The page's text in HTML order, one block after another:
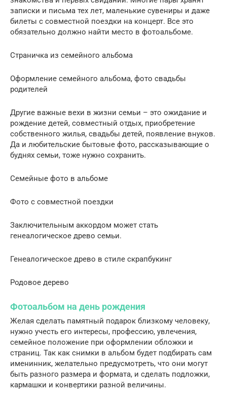
записки и письма тех лет, маленькие сувениры и даже
билеты с совместной поездки на концерт. Все это
обязательно должно найти место в фотоальбоме.
Страничка из семейного альбома
Оформление семейного альбома, фото свадьбы
родителей
Другие важные вехи в жизни семьи – это ожидание и
рождение детей, совместный отдых, приобретение
собственного жилья, свадьбы детей, появление внуков.
Да и любительские бытовые фото, рассказывающие о
буднях семьи, тоже нужно сохранить.
Семейные фото в альбоме
Фото с совместной поездки
Заключительным аккордом может стать
генеалогическое древо семьи.
Генеалогическое древо в стиле скрапбукинг
Родовое дерево
Фотоальбом на день рождения
Желая сделать памятный подарок близкому человеку,
нужно учесть его интересы, профессию, увлечения,
семейное положение при оформлении обложки и
страниц. Так как снимки в альбом будет подбирать сам
именинник, желательно предусмотреть, что они могут
быть разного размера и формата, и сделать подложки,
кармашки и конвертики разной величины.